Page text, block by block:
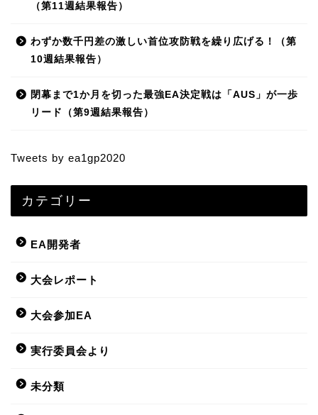
（第11週結果報告）
わずか数千円差の激しい首位攻防戦を繰り広げる！（第
10週結果報告）
閉幕まで1か月を切った最強EA決定戦は「AUS」が一歩
リード（第9週結果報告）
Tweets by ea1gp2020
カテゴリー
EA開発者
大会レポート
大会参加EA
実行委員会より
未分類